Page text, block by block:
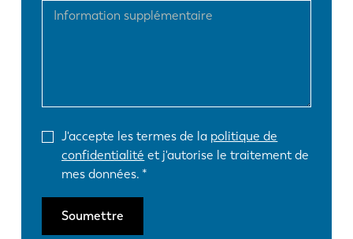
J'accepte les termes de la politique de
confidentialité et j'autorise le traitement de
mes données.
Soumettre